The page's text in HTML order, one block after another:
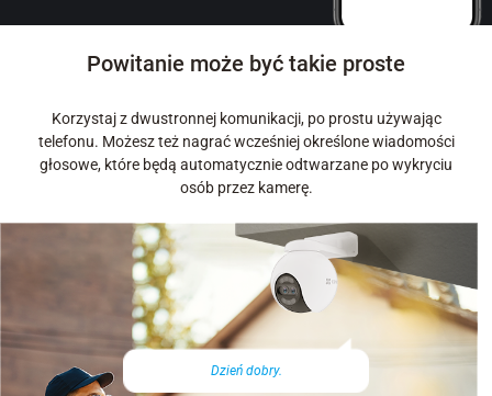
Dzień dobry.
Powitanie może być takie proste
Korzystaj z dwustronnej komunikacji, po prostu używając
telefonu. Możesz też nagrać wcześniej określone wiadomości
głosowe, które będą automatycznie odtwarzane po wykryciu
osób przez kamerę.